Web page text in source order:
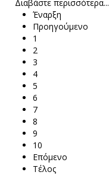
Διαβάστε περισσότερα...
Έναρξη
Προηγούμενο
1
2
3
4
5
6
7
8
9
10
Επόμενο
Τέλος